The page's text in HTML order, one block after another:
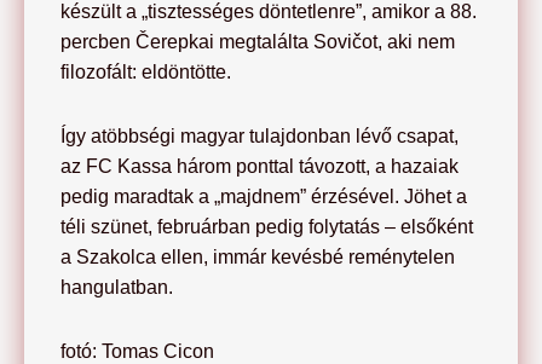
készült a „tisztességes döntetlenre”, amikor a 88.
percben Čerepkai megtalálta Sovičot, aki nem
filozofált: eldöntötte.
Így atöbbségi magyar tulajdonban lévő csapat,
az FC Kassa három ponttal távozott, a hazaiak
pedig maradtak a „majdnem” érzésével. Jöhet a
téli szünet, februárban pedig folytatás – elsőként
a Szakolca ellen, immár kevésbé reménytelen
hangulatban.
fotó: Tomas Cicon